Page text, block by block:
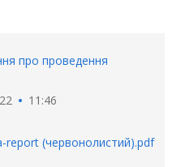
про проведення
11:46
report (червонолистий).pdf